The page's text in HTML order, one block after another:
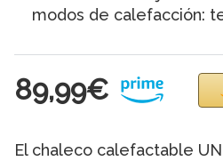
modos de calefacción:
89,99€
El chaleco calefactable